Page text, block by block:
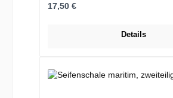
Regulärer Preis:
17,50 €
Details